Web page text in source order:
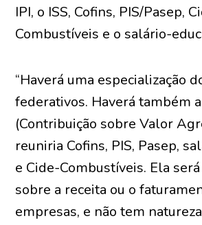
IPI, o ISS, Cofins, PIS/Pasep,
Combustíveis e o salário-
“Haverá uma especialização
federativos. Haverá também
(Contribuição sobre Valor
reuniria Cofins, PIS, Pasep,
e Cide-Combustíveis. Ela
sobre a receita ou o
empresas, e não tem